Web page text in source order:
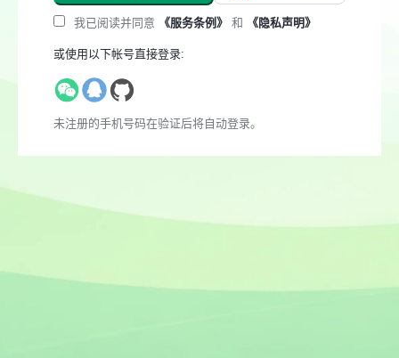
我已阅读并同意 《服务条例》 和 《隐私声明》
或使用以下帐号直接登录:
未注册的手机号码在验证后将自动登录。